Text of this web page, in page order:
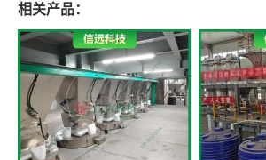
相关产品：